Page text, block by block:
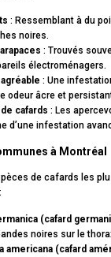
: Ressemblant à du
noires.
: Trouvés
électroménagers.
: Une
odeur âcre et
cafards : Les
d’une infestation
à Montréal
de cafards les
(cafard
noires sur le
americana (cafard